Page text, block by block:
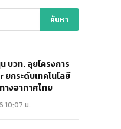
บวท. ลุยโครงการ
กระดับเทคโนโลยี
างอากาศไทย
10:07 น.